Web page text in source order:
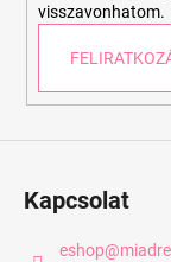
visszavonhatom.
Kapcsolat
eshop@